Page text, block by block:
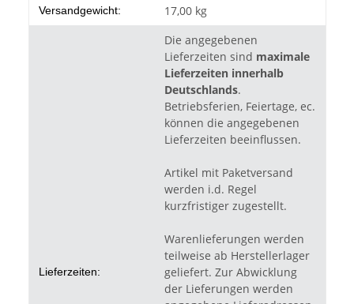
Produkteigenschaft
Wert
Versandgewicht: 17,00 kg
Lieferzeiten:
Die angegebenen
Lieferzeiten sind maximale
Lieferzeiten innerhalb
Deutschlands.
Betriebsferien, Feiertage, ec.
können die angegebenen
Lieferzeiten beeinflussen.
Artikel mit Paketversand
werden i.d. Regel
kurzfristiger zugestellt.
Warenlieferungen werden
teilweise ab Herstellerlager
geliefert. Zur Abwicklung
der Lieferungen werden